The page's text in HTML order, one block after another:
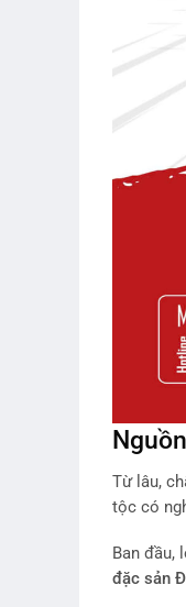
Từ lâu,
tộc có
Ban đầu,
đặc sản